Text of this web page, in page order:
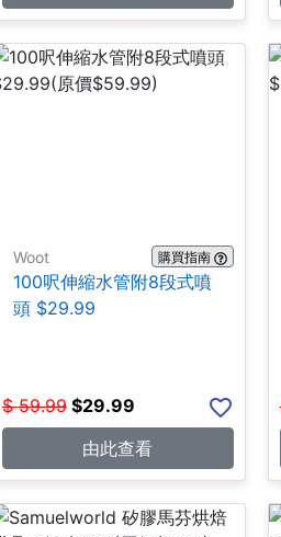
Woot 購買指南
100呎伸縮水管附8段式噴
頭 $29.99
$ 59.99 $29.99
由此查看